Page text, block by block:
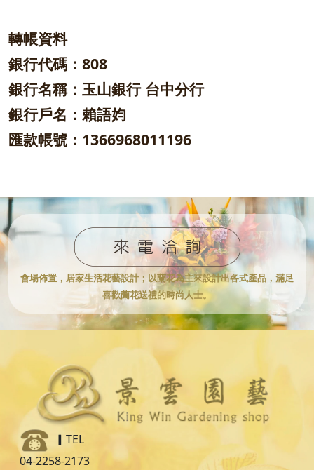
轉帳資料
銀行代碼：808
銀行名稱：玉山銀行 台中分行
銀行戶名：賴語㚬
匯款帳號：1366968011196
會場佈置，居家生活花藝設計；以蘭花為主來設計出各式產品，滿足
喜歡蘭花送禮的時尚人士。
▎TEL
04-2258-2173